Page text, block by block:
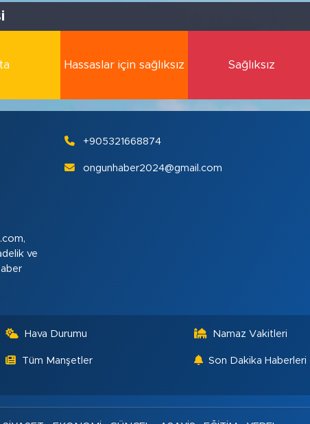
Hassaslar için sağlıksız Sağlıksız
ve
+905321668874
ongunhaber2024@gmail.com
Hava Durumu Namaz Vakitleri
Tüm Manşetler Son Dakika Haberleri